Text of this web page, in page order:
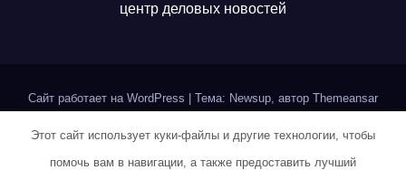
центр деловых новостей
Сайт работает на WordPress Тема: Newsup, автор Themeansar
Home Sample Page Авторам и правообладателям
Этот сайт использует куки-файлы и другие технологии, чтобы
помочь вам в навигации, а также предоставить лучший